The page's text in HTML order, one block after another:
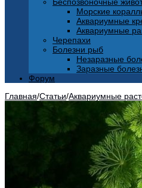
Морские
Аквариумные
Аквариумные
Черепахи
Болезни рыб
Незаразные
Заразные
Форум
Главная/Статьи/Аквариумные